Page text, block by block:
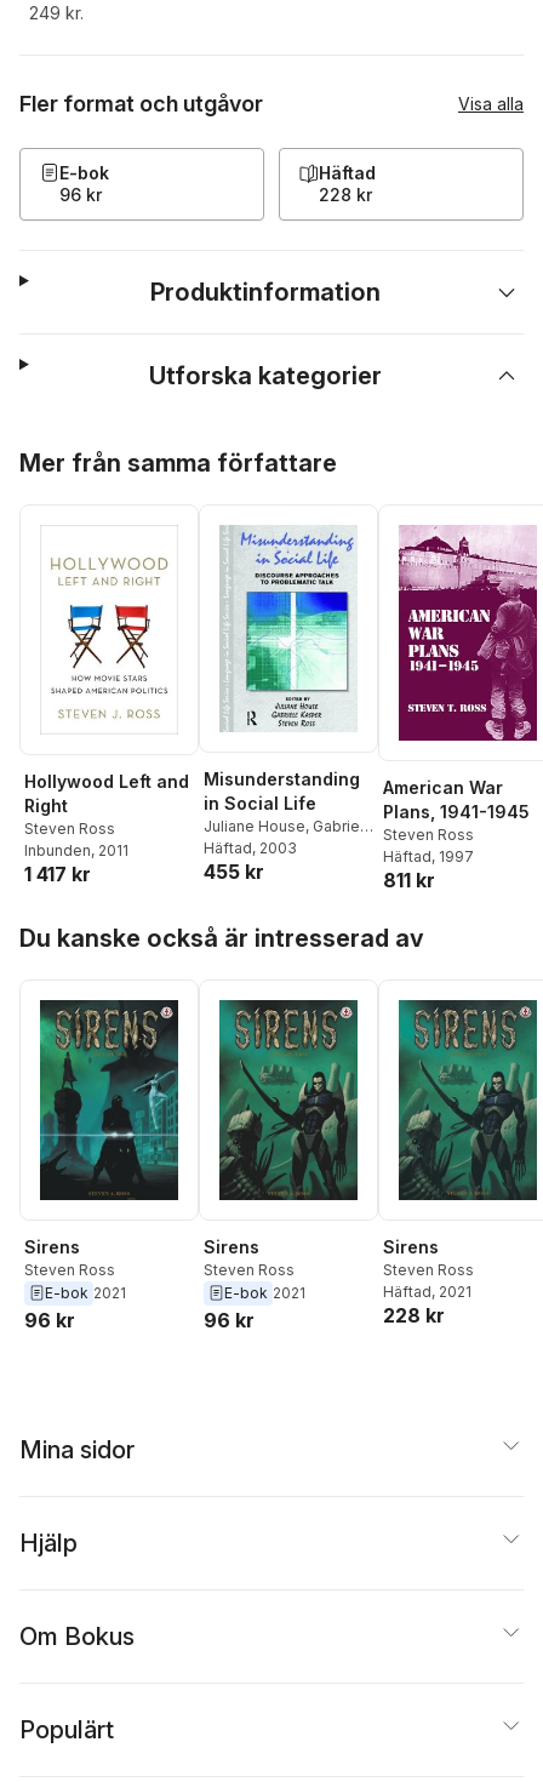
249 kr.
Fler format och utgåvor Visa alla
E-bok
96 kr
Häftad
228 kr
Produktinformation
Utforska kategorier
Mer från samma författare
Hollywood Left and
Right
Steven Ross
Inbunden, 2011
1 417 kr
Misunderstanding
in Social Life
Juliane House, Gabriele
Kasper,Steven Ross
Häftad, 2003
455 kr
American War
Plans, 1941-1945
Steven Ross
Häftad, 1997
811 kr
Du kanske också är intresserad av
Sirens
Steven Ross
E-bok 2021
96 kr
Sirens
Steven Ross
E-bok 2021
96 kr
Sirens
Steven Ross
Häftad, 2021
228 kr
Mina sidor
Hjälp
Om Bokus
Populärt